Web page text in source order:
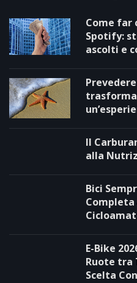
Come far
Spotify:
ascolti e
Il
alla
Bici
E-Bike
Ruote tra
Scelta